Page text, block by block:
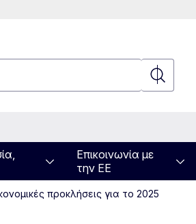
Επικοινωνία με
την ΕΕ
προκλήσεις για το 2025